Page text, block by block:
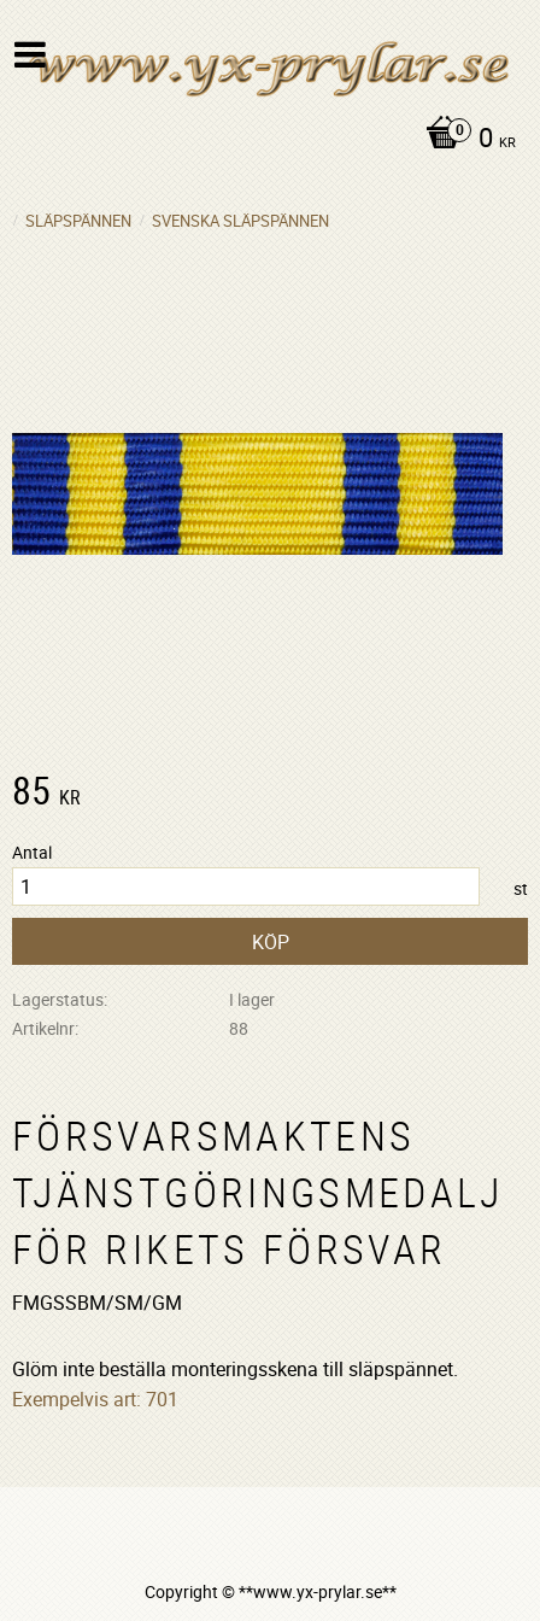
0 KR
SLÄPSPÄNNEN SVENSKA SLÄPSPÄNNEN
85 KR
Antal
st
KÖP
Lagerstatus
I lager
Artikelnr
88
FÖRSVARSMAKTENS
TJÄNSTGÖRINGSMEDALJ
FÖR RIKETS FÖRSVAR
FMGSSBM/SM/GM
Glöm inte beställa monteringsskena till släpspännet.
Exempelvis art: 701
Copyright © **www.yx-prylar.se**